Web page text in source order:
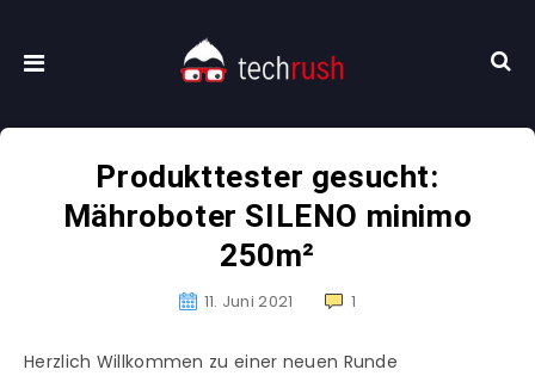
Produkttester gesucht:
Mähroboter SILENO minimo
250m²
11. Juni 2021 1
Herzlich Willkommen zu einer neuen Runde